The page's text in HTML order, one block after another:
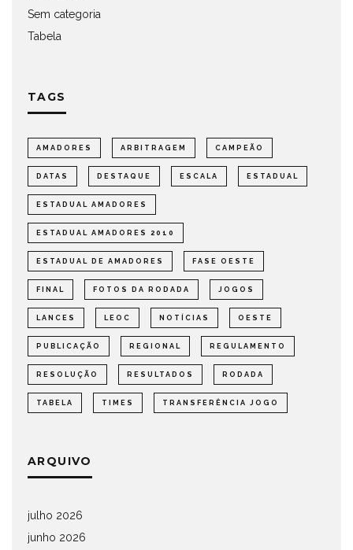
Sem categoria
Tabela
TAGS
AMADORES ARBITRAGEM CAMPEÃO
DATAS DESTAQUE ESCALA ESTADUAL
ESTADUAL AMADORES
ESTADUAL AMADORES 2010
ESTADUAL DE AMADORES FASE OESTE
FINAL FOTOS DA RODADA JOGOS
LANCES LEOC NOTÍCIAS OESTE
PUBLICAÇÃO REGIONAL REGULAMENTO
RESOLUÇÃO RESULTADOS RODADA
TABELA TIMES TRANSFERÊNCIA JOGO
ARQUIVO
julho 2026
junho 2026